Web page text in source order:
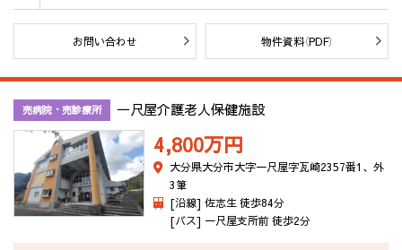
お問い合わせ 物件資料（PDF）
売病院・売診療所 一尺屋介護老人保健施設
4,800万円
大分県大分市大字一尺屋字瓦崎2357番1、外
3筆
[沿線] 佐志生 徒歩84分
[バス] 一尺屋支所前 徒歩2分